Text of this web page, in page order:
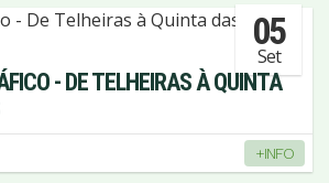
05
Set
- DE TELHEIRAS À QUINTA
+INFO